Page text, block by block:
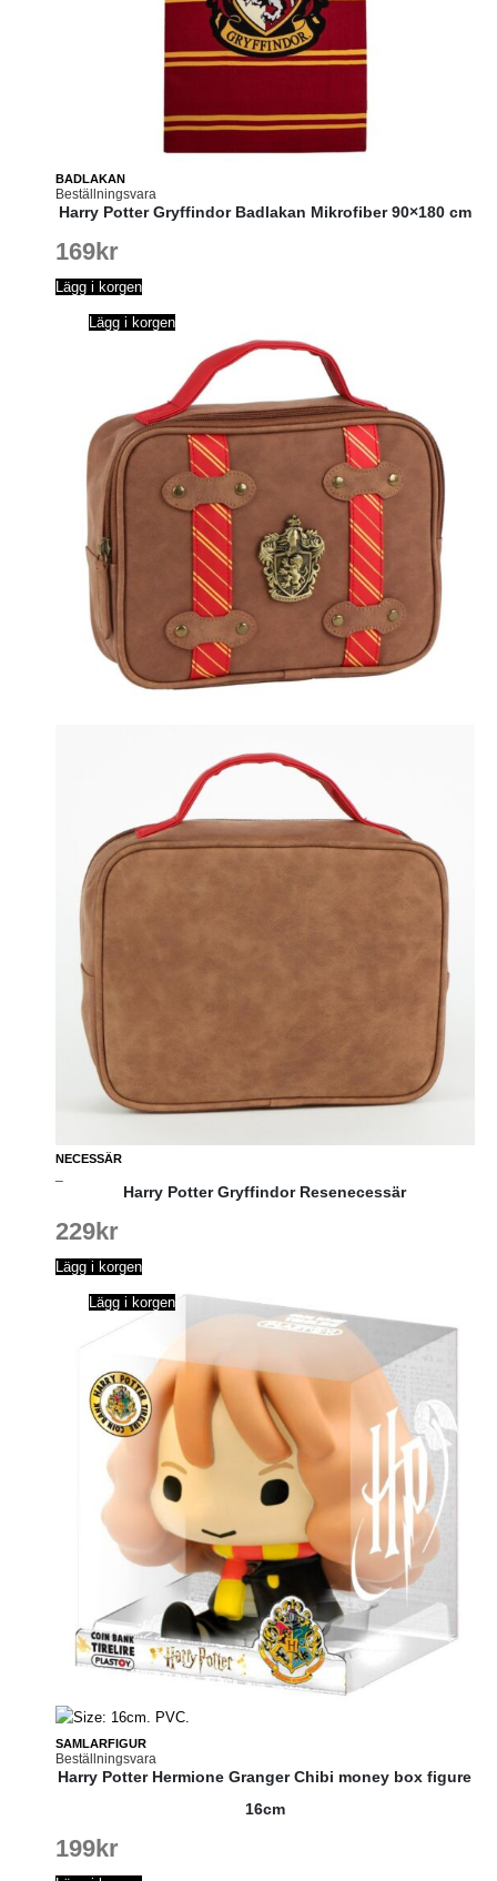
BADLAKAN
Beställningsvara
Harry Potter Gryffindor Badlakan Mikrofiber 90×180 cm
169kr
Lägg i korgen
NECESSÄR
Lägg i korgen
Harry Potter Gryffindor Resenecessär
229kr
Lägg i korgen
SAMLARFIGUR
Beställningsvara
Lägg i korgen
Harry Potter Hermione Granger Chibi money box figure
16cm
199kr